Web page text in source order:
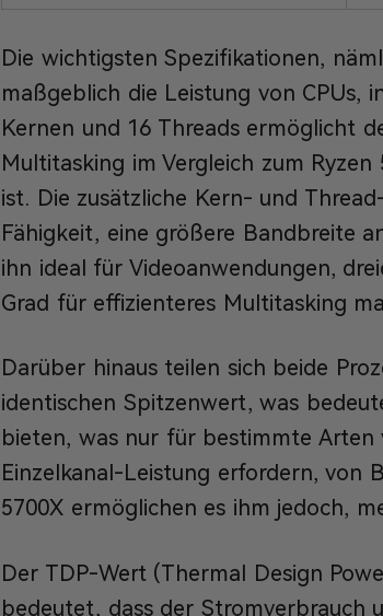
Die wichtigsten Spezifikationen,
maßgeblich die Leistung von CPUs,
Kernen und 16 Threads ermöglicht
Multitasking im Vergleich zum
ist. Die zusätzliche Kern- und
Fähigkeit, eine größere Bandbreite
ihn ideal für Videoanwendungen,
Grad für effizienteres Multitasking
Darüber hinaus teilen sich beide
identischen Spitzenwert, was
bieten, was nur für bestimmte Arten
Einzelkanal-Leistung erfordern, von
5700X ermöglichen es ihm jedoch,
Der TDP-Wert (Thermal Design
bedeutet, dass der Stromverbrauch